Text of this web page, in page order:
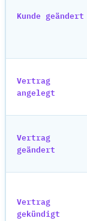
Kunde geändert
Vertrag
angelegt
Vertrag
geändert
Vertrag
gekündigt